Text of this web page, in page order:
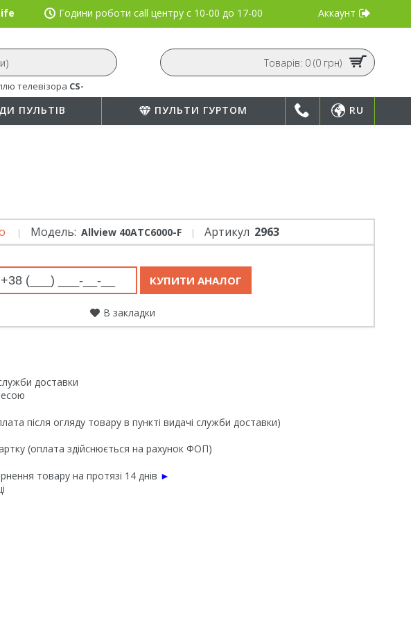
Години роботи call центру с 10-00 до 17-00 Аккаунт
телевізора CS-
Товарів: 0 (0 грн)
ПУЛЬТІВ ПУЛЬТИ ГУРТОМ RU
Модель: Allview 40ATC6000-F Артикул 2963
В закладки
доставки
після огляду товару в пункті видачі служби доставки)
(оплата здійснюється на рахунок ФОП)
товару на протязі 14 днів ►